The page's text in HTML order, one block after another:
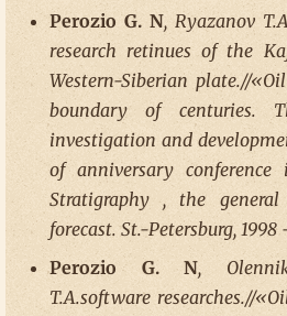
Perozio G. N, Ryazanov
research retinues of the
Western-Siberian plate.//
boundary of centuries.
investigation and
of anniversary
Stratigraphy , the
forecast. St.-Petersburg, 1998
Perozio G. N,
T.A.software researches.//